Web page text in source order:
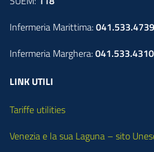
Infermeria Marittima:041.533.4739
Infermeria Marghera:041.533.4310
LINK UTILI
Tariffe utilities
Venezia e la sua Laguna – sito